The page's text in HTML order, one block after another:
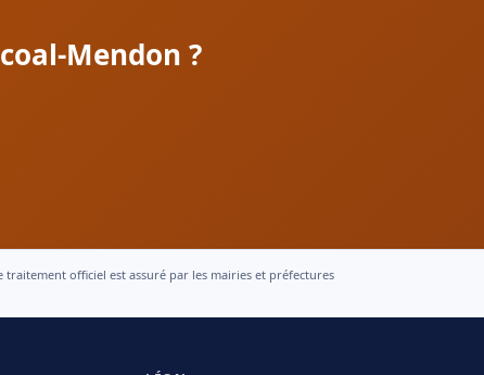
Mendon ?
traitement officiel est assuré par les mairies et préfectures